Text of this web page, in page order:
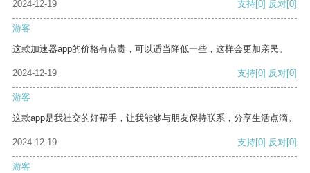
2024-12-19 支持[0] 反对[0]
游客
这款加速器app的价格有点贵，可以适当降低一些，这样会更加亲民。
2024-12-19 支持[0] 反对[0]
游客
这款app是我社交的好帮手，让我能够与朋友保持联系，分享生活点滴。
2024-12-19 支持[0] 反对[0]
游客